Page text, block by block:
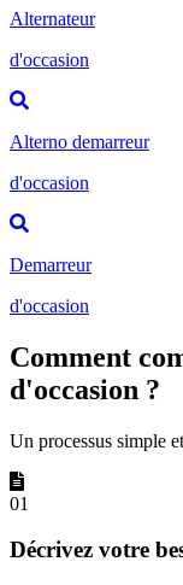
Alternateur
d'occasion
Alterno demarreur
d'occasion
Demarreur
d'occasion
Comment
d'occasion ?
Un processus simple
01
Décrivez votre